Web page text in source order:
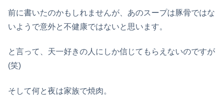
前に書いたのかもしれませんが、あのスープは豚骨ではな
いようで意外と不健康ではないと思います。
と言って、天一好きの人にしか信じてもらえないのですが
(笑)
そして何と夜は家族で焼肉。